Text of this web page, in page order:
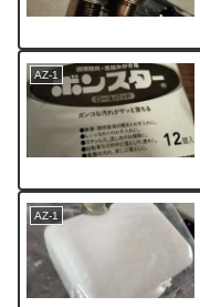
AZ-1
AZ-1